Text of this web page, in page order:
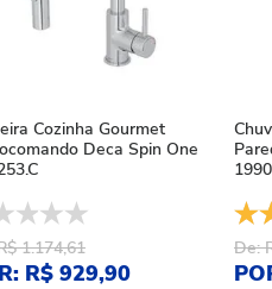
Cozinha Gourmet
Deca Spin One
1.174,61
R$ 929,90
De: